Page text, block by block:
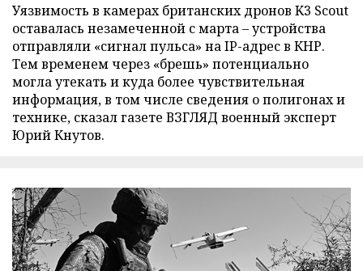
Уязвимость в камерах британских дронов K3 Scout
оставалась незамеченной с марта – устройства
отправляли «сигнал пульса» на IP-адрес в КНР.
Тем временем через «брешь» потенциально
могла утекать и куда более чувствительная
информация, в том числе сведения о полигонах и
технике, сказал газете ВЗГЛЯД военный эксперт
Юрий Кнутов.